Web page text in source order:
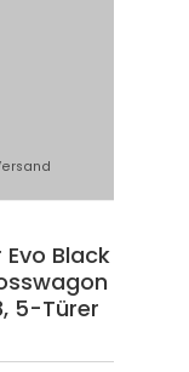
Evo Black
5-Türer